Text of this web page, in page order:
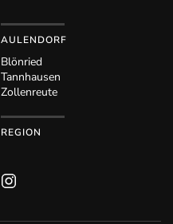
AULENDORF
Blönried
Tannhausen
Zollenreute
REGION